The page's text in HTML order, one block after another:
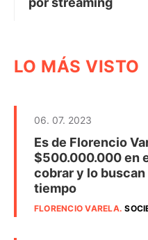
LO MÁS VISTO
06. 07. 2023
Es de Florencio
$500.000.000 en
cobrar y lo
tiempo
FLORENCIO VARELA.